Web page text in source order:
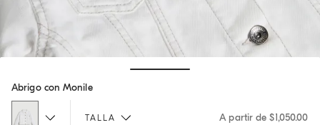
Abrigo con Monile
TALLA A partir de $1,050.00